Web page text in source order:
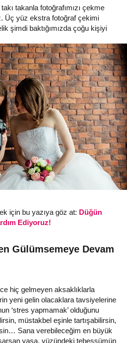
takanla fotoğrafımızı çekme
Üç yüz ekstra fotoğraf çekimi
şimdi baktığımızda çoğu kişiyi
için bu yazıya göz at: Düğün
Ediyoruz!
Gülümsemeye Devam
hiç gelmeyen aksaklıklarla
yeni gelin olacaklara tavsiyelerine
‘stres yapmamak’ olduğunu
müstakbel eşinle tartışabilirsin,
Sana verebileceğim en büyük
yaşa, yüzündeki tebessümün